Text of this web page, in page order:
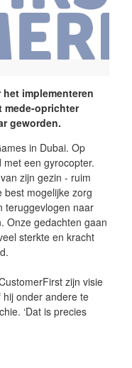
implementeren
mede-oprichter
geworden.
in Dubai. Op
een gyrocopter.
zijn gezin - ruim
best mogelijke zorg
teruggevlogen naar
Onze gedachten gaan
sterkte en kracht
zijn visie
onder andere te
‘Dat is precies